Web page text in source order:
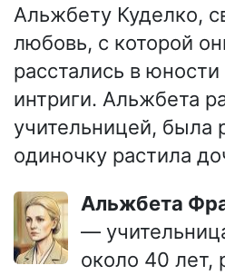
Альжбету Куделко,
любовь, с которой
расстались в
интриги. Альжбета
учительницей, была
одиночку растила
Альжбета
—
около 40 лет,